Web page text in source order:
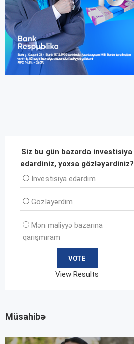
Siz bu gün bazarda investisiya
edərdiniz, yoxsa gözləyərdiniz?
İnvеstisiya edərdim
Gözləyərdim
Mən maliyyə bazarına
qarışmıram
View Results
Müsahibə